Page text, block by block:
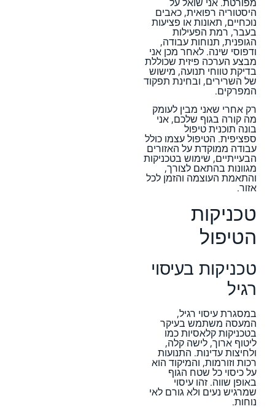
היסטוריה רפואית, כאבים
נוכחיים, תאונות או פציעות
בעבר, רמת הפעילות
הגופנית, תנוחות עבודה,
ודפוסי שינה. לאחר מכן אני
מבצע הערכה פיזית שכוללת
בדיקת טווחי תנועה, מישוש
של השרירים, ובחינת תפקוד
המפרקים.
רק אחרי שאני מבין לעומק
מה קורה בגוף שלכם, אני
בונה תוכנית טיפול
ספציפית. הטיפול עצמו כולל
עבודה ממוקדת על האזורים
הבעייתיים, שימוש בטכניקות
מגוונות בהתאם לצורך,
והתאמת העוצמה והזמן לכל
אזור.
טכניקות
הטיפול
טכניקות בעיסוי
רגיל
במסגרת עיסוי רגיל,
המעסה משתמש בעיקר
בטכניקות קלאסיות כמו
ליטוף ארוך, לישה קלה,
ולחיצות עדינות. התנועות
רכות וזורמות, והמיקוד הוא
על כיסוי כל שטח הגוף
באופן שווה. זהו עיסוי
שמרגיש נעים ולא גורם לאי
נוחות.